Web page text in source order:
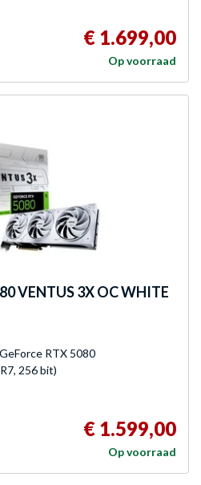
€ 1.699,00
Op voorraad
VENTUS 3X OC WHITE
RTX 5080
256 bit)
€ 1.599,00
Op voorraad